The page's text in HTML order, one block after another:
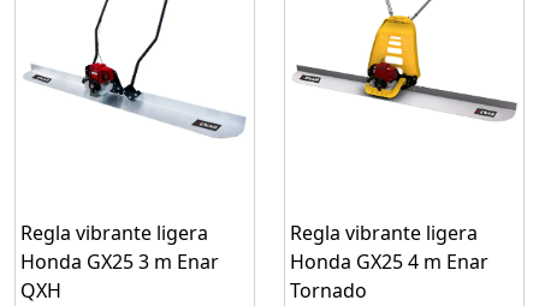
Regla vibrante ligera
Honda GX25 3 m Enar
QXH
Regla vibrante ligera
Honda GX25 4 m Enar
Tornado